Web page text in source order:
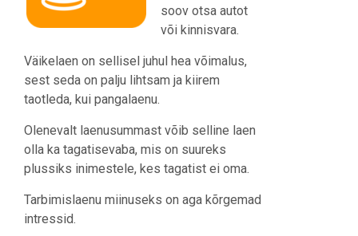
soov otsa autot
või kinnisvara.
Väikelaen on sellisel juhul hea võimalus,
sest seda on palju lihtsam ja kiirem
taotleda, kui pangalaenu.
Olenevalt laenusummast võib selline laen
olla ka tagatisevaba, mis on suureks
plussiks inimestele, kes tagatist ei oma.
Tarbimislaenu miinuseks on aga kõrgemad
intressid.